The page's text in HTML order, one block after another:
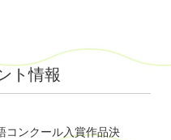
ト情報
コンクール入賞作品決